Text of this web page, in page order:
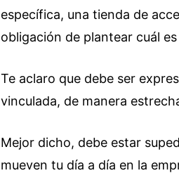
específica, una tienda de
obligación de plantear cuál
Te aclaro que debe ser
vinculada, de manera
Mejor dicho, debe estar
mueven tu día a día en la